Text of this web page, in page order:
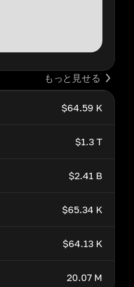
もっと見せる
$64.59 K
$1.3 T
$2.41 B
$65.34 K
$64.13 K
20.07 M